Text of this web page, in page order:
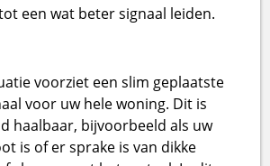
een wat beter signaal leiden.
voorziet een slim geplaatste
voor uw hele woning. Dit is
haalbaar, bijvoorbeeld als uw
is of er sprake is van dikke